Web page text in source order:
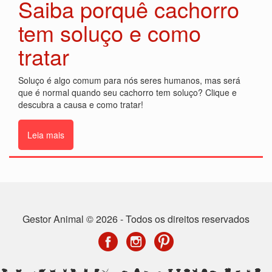
Saiba porquê cachorro
tem soluço e como
tratar
Soluço é algo comum para nós seres humanos, mas será
que é normal quando seu cachorro tem soluço? Clique e
descubra a causa e como tratar!
Leia mais
Gestor Animal © 2026 - Todos os direitos reservados